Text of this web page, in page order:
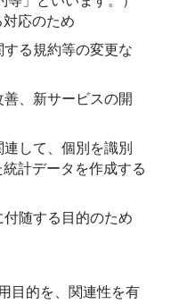
応のため
する規約等の変更な
善、新サービスの開
連して、個別を識別
計データを作成する
付随する目的のため
目的を、関連性を有